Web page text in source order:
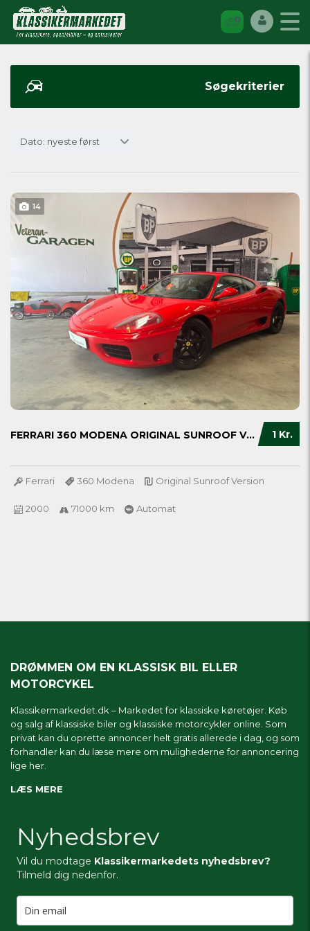
Søgekriterier
Dato: nyeste først
14
1 Kr.
FERRARI 360 MODENA ORIGINAL SUNROOF VERSION....
Ferrari 360 Modena Original Sunroof Version
2000 71000 km Automat
DRØMMEN OM EN KLASSISK BIL ELLER
MOTORCYKEL
Klassikermarkedet.dk – Markedet for klassiske køretøjer. Køb
og salg af klassiske biler og klassiske motorcykler online. Som
privat kan du oprette annoncer helt gratis allerede i dag, og som
forhandler kan du læse mere om mulighederne for annoncering
lige her.
LÆS MERE
Nyhedsbrev
Vil du modtage Klassikermarkedets nyhedsbrev?
Tilmeld dig nedenfor.